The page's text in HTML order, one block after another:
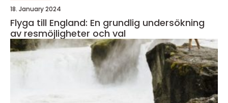
18. January 2024
Flyga till England: En grundlig undersökning
av resmöjligheter och val